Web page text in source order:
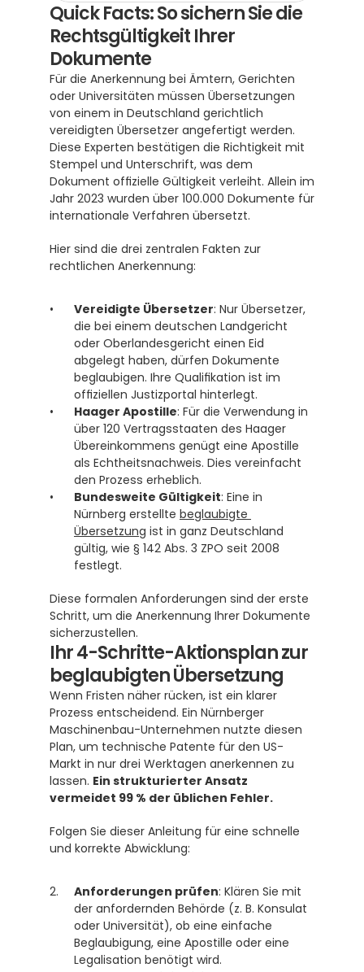
Quick Facts: So sichern Sie die
Rechtsgültigkeit Ihrer
Dokumente
Für die Anerkennung bei Ämtern, Gerichten
oder Universitäten müssen Übersetzungen
von einem in Deutschland gerichtlich
vereidigten Übersetzer angefertigt werden.
Diese Experten bestätigen die Richtigkeit mit
Stempel und Unterschrift, was dem
Dokument offizielle Gültigkeit verleiht. Allein im
Jahr 2023 wurden über 100.000 Dokumente für
internationale Verfahren übersetzt.
Hier sind die drei zentralen Fakten zur
rechtlichen Anerkennung:
Vereidigte Übersetzer: Nur Übersetzer,
die bei einem deutschen Landgericht
oder Oberlandesgericht einen Eid
abgelegt haben, dürfen Dokumente
beglaubigen. Ihre Qualifikation ist im
offiziellen Justizportal hinterlegt.
Haager Apostille: Für die Verwendung in
über 120 Vertragsstaaten des Haager
Übereinkommens genügt eine Apostille
als Echtheitsnachweis. Dies vereinfacht
den Prozess erheblich.
Bundesweite Gültigkeit: Eine in
Nürnberg erstellte beglaubigte
Übersetzung ist in ganz Deutschland
gültig, wie § 142 Abs. 3 ZPO seit 2008
festlegt.
Diese formalen Anforderungen sind der erste
Schritt, um die Anerkennung Ihrer Dokumente
sicherzustellen.
Ihr 4-Schritte-Aktionsplan zur
beglaubigten Übersetzung
Wenn Fristen näher rücken, ist ein klarer
Prozess entscheidend. Ein Nürnberger
Maschinenbau-Unternehmen nutzte diesen
Plan, um technische Patente für den US-
Markt in nur drei Werktagen anerkennen zu
lassen. Ein strukturierter Ansatz
vermeidet 99 % der üblichen Fehler.
Folgen Sie dieser Anleitung für eine schnelle
und korrekte Abwicklung:
Anforderungen prüfen: Klären Sie mit
der anfordernden Behörde (z. B. Konsulat
oder Universität), ob eine einfache
Beglaubigung, eine Apostille oder eine
Legalisation benötigt wird.